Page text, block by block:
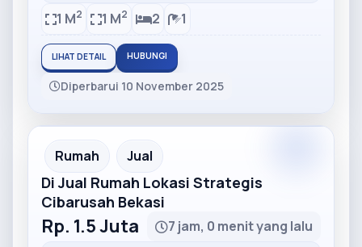
1 M2 1 M2 2 1
LIHAT DETAIL HUBUNGI
Diperbarui 10 November 2025
Partner Ad
Rumah Jual
Di Jual Rumah Lokasi Strategis
Cibarusah Bekasi
Rp. 1.5 Juta
7 jam, 0 menit yang lalu